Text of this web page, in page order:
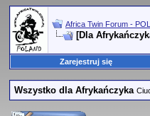
Africa Twin Forum -
[Dla
Zarejestruj się
Wszystko dla Afrykańczyka